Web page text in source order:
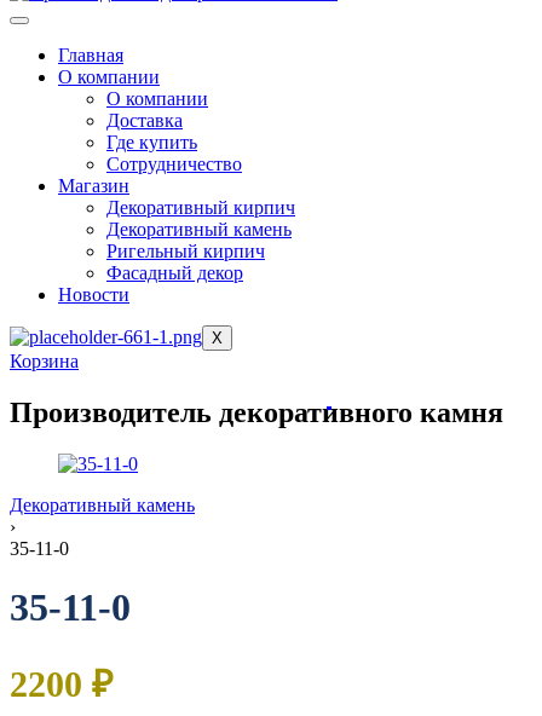
Главная
О компании
О компании
Доставка
Где купить
Сотрудничество
Магазин
Декоративный кирпич
Декоративный камень
Ригельный кирпич
Фасадный декор
Новости
X
Корзина
Производитель декоративного камня
Декоративный камень
›
35-11-0
35-11-0
2200 ₽